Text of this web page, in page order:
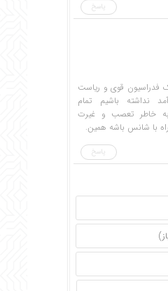
پاسخ
فدراسیون قوی و ریاست
نداشته باشیم تمام
به خاطر تعصب و غیرت
با شانس باشه همین.
پاسخ